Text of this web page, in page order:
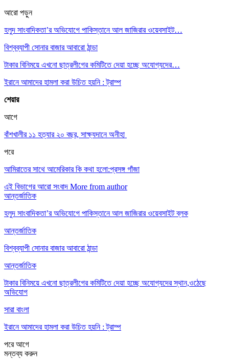
আরো পড়ুন
হলুদ সাংবাদিকতা’র অভিযোগে পাকিস্তানে আল জাজিরার ওয়েবসাইট…
বিশ্বব্যাপী সোনার বাজার আবারো ঠান্ডা
টাকার বিনিময়ে এখনো ছাত্রলীগের কমিটিতে দেয়া হচ্ছে অযোগ্যদের…
ইরানে আমাদের হামলা করা উচিত হয়নি : ট্রাম্প
শেয়ার
আগে
বাঁশখালীর ১১ হত্যার ২০ বছর, সাক্ষ্যদানে অনীহা
পরে
আমিরাতের সাথে আমেরিকার কি কথা হলো:প্রসঙ্গ গাঁজা
এই বিভাগের আরো সংবাদ More from author
আন্তর্জাতিক
হলুদ সাংবাদিকতা’র অভিযোগে পাকিস্তানে আল জাজিরার ওয়েবসাইট ব্লক
আন্তর্জাতিক
বিশ্বব্যাপী সোনার বাজার আবারো ঠান্ডা
আন্তর্জাতিক
টাকার বিনিময়ে এখনো ছাত্রলীগের কমিটিতে দেয়া হচ্ছে অযোগ্যদের স্থান,ওঠেছে
অভিযোগ
সারা বাংলা
ইরানে আমাদের হামলা করা উচিত হয়নি : ট্রাম্প
পরেআগে
মন্তব্য করুন